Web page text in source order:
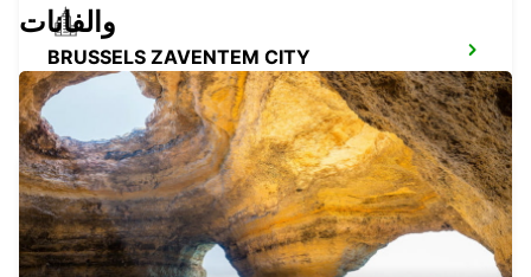
BRUSSELS ZAVENTEM CITY
ZAVENTEM - BELGIUM
BRUSSELS ZAVENTEM AIRPORT
ZAVENTEM - BELGIUM
والفانات